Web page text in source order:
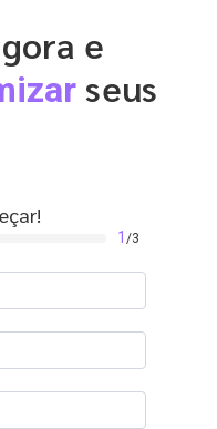
e
seus
1 /3